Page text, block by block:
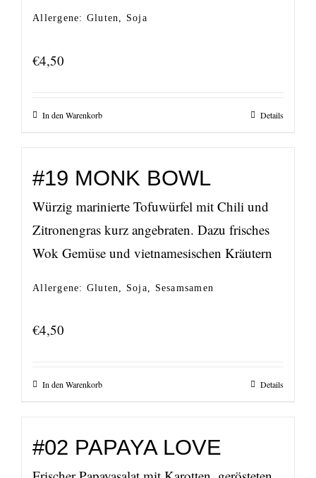
Allergene: Gluten, Soja
€4,50
In den Warenkorb Details
#19 MONK BOWL
Würzig marinierte Tofuwürfel mit Chili und
Zitronengras kurz angebraten. Dazu frisches
Wok Gemüse und vietnamesischen Kräutern
Allergene: Gluten, Soja, Sesamsamen
€4,50
In den Warenkorb Details
#02 PAPAYA LOVE